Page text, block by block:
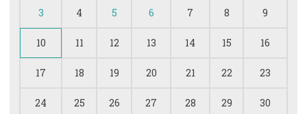
3 4 5 6 7 8 9
10 11 12 13 14 15 16
17 18 19 20 21 22 23
24 25 26 27 28 29 30